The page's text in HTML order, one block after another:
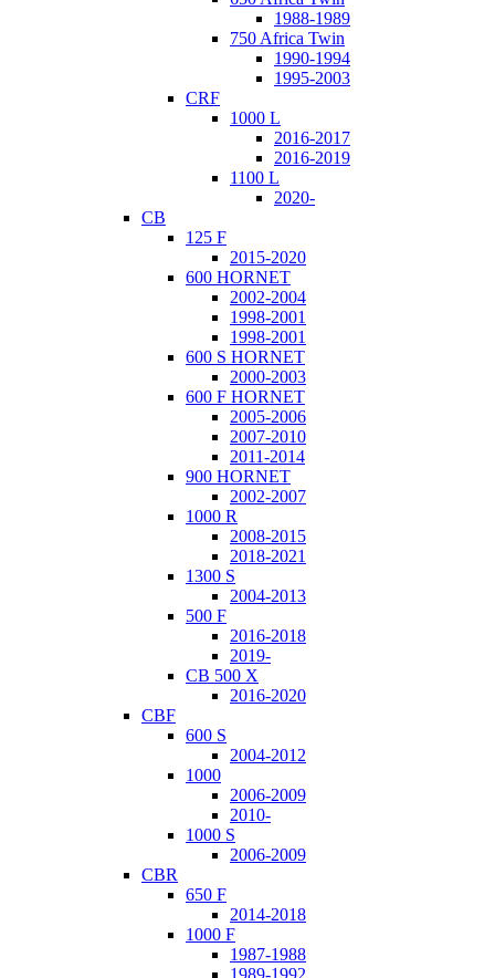
1988-1989
750 Africa Twin
1990-1994
1995-2003
CRF
1000 L
2016-2017
2016-2019
1100 L
2020-
CB
125 F
2015-2020
600 HORNET
2002-2004
1998-2001
1998-2001
600 S HORNET
2000-2003
600 F HORNET
2005-2006
2007-2010
2011-2014
900 HORNET
2002-2007
1000 R
2008-2015
2018-2021
1300 S
2004-2013
500 F
2016-2018
2019-
CB 500 X
2016-2020
CBF
600 S
2004-2012
1000
2006-2009
2010-
1000 S
2006-2009
CBR
650 F
2014-2018
1000 F
1987-1988
1989-1992